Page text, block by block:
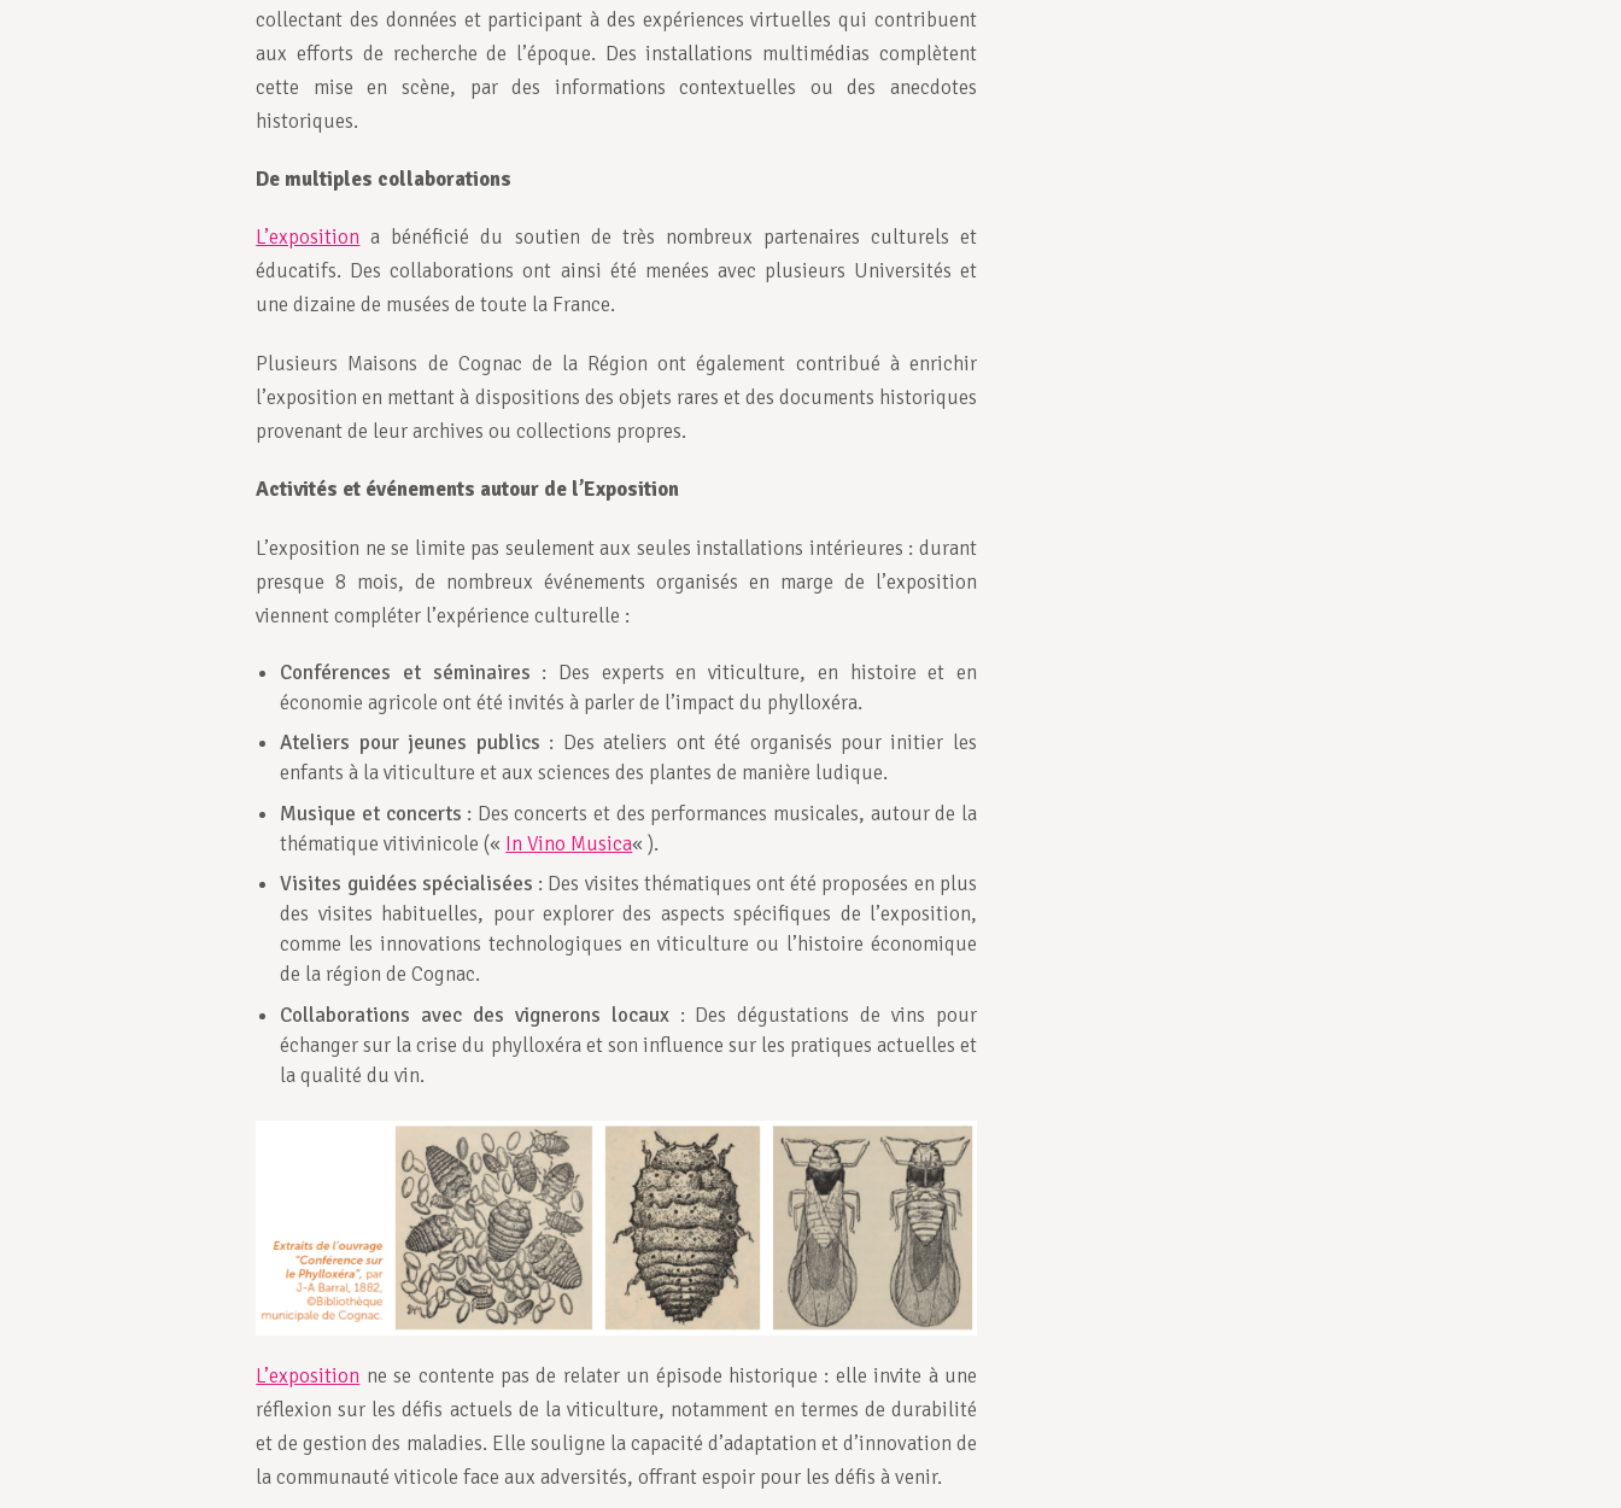
collectant des données et participant à des expériences virtuelles qui contribuent
aux efforts de recherche de l’époque. Des installations multimédias complètent
cette mise en scène, par des informations contextuelles ou des anecdotes
historiques.
De multiples collaborations
L’exposition a bénéficié du soutien de très nombreux partenaires culturels et
éducatifs. Des collaborations ont ainsi été menées avec plusieurs Universités et
une dizaine de musées de toute la France.
Plusieurs Maisons de Cognac de la Région ont également contribué à enrichir
l’exposition en mettant à dispositions des objets rares et des documents historiques
provenant de leur archives ou collections propres.
Activités et événements autour de l’Exposition
L’exposition ne se limite pas seulement aux seules installations intérieures : durant
presque 8 mois, de nombreux événements organisés en marge de l’exposition
viennent compléter l’expérience culturelle :
Conférences et séminaires : Des experts en viticulture, en histoire et en
économie agricole ont été invités à parler de l’impact du phylloxéra.
Ateliers pour jeunes publics : Des ateliers ont été organisés pour initier les
enfants à la viticulture et aux sciences des plantes de manière ludique.
Musique et concerts : Des concerts et des performances musicales, autour de la
thématique vitivinicole (« In Vino Musica« ).
Visites guidées spécialisées : Des visites thématiques ont été proposées en plus
des visites habituelles, pour explorer des aspects spécifiques de l’exposition,
comme les innovations technologiques en viticulture ou l’histoire économique
de la région de Cognac.
Collaborations avec des vignerons locaux: Des dégustations de vins pour
échanger sur la crise du phylloxéra et son influence sur les pratiques actuelles et
la qualité du vin.
L’exposition ne se contente pas de relater un épisode historique : elle invite à une
réflexion sur les défis actuels de la viticulture, notamment en termes de durabilité
et de gestion des maladies. Elle souligne la capacité d’adaptation et d’innovation de
la communauté viticole face aux adversités, offrant espoir pour les défis à venir.